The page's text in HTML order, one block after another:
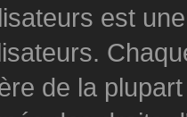
est
de la